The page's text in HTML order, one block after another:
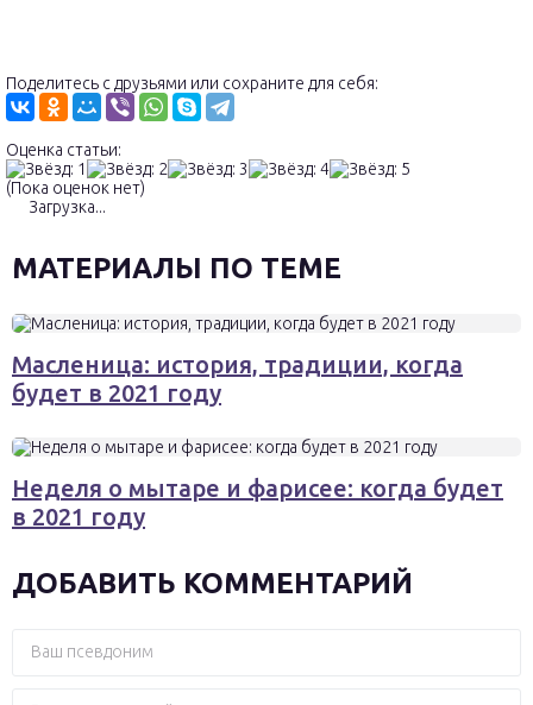
Поделитесь с друзьями или сохраните для себя:
Оценка статьи:
(Пока оценок нет)
Загрузка...
МАТЕРИАЛЫ ПО ТЕМЕ
Масленица: история, традиции, когда
будет в 2021 году
Неделя о мытаре и фарисее: когда будет
в 2021 году
ДОБАВИТЬ КОММЕНТАРИЙ